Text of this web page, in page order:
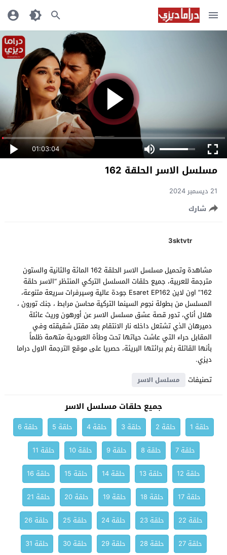
01:03:04
مسلسل الاسر الحلقة 162
21 ديسمبر 2024
شارك
3sktvtr
مشاهدة وتحميل مسلسل الاسر الحلقة 162 المائة والثانية والستون
مترجمة للعربية، جميع حلقات المسلسل التركي المنتظر “الاسر حلقة
162” اون لاين Esaret EP162 جودة عالية وسيرفرات سريعة متنوعة،
المسلسل من بطولة نجوم السينما التركية محاسن مرابط ، جنك تورون ،
هلال أناي، تدور قصة عشق مسلسل الاسر عن أورهون وريث عائلة
دميرهان الذي تشتعل داخله نار الانتقام بعد مقتل شقيقته وفي
المقابل حراء التي عاشت حياتها تحت وطأة العبودية متهمة ظلماً
بأنها القاتلة رغم برائتها البريئة، حصريا على موقع الترجمة الاول دراما
ديزي.
تصنيفات
مسلسل الاسر
جميع حلقات مسلسل الاسر
حلقة 1 حلقة 2 حلقة 3 حلقة 4 حلقة 5
حلقة 6
حلقة 7
حلقة 8 حلقة 9 حلقة 10
حلقة 11
حلقة 12
حلقة 13 حلقة 14 حلقة 15
حلقة 16
حلقة 17
حلقة 18 حلقة 19 حلقة 20
حلقة 21
حلقة 22
حلقة 23 حلقة 24 حلقة 25
حلقة 26
حلقة 27
حلقة 28 حلقة 29 حلقة 30
حلقة 31